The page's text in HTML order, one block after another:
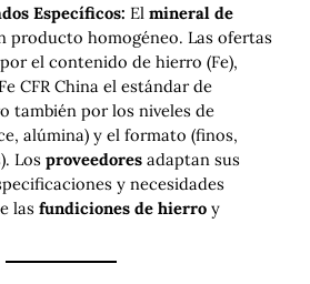
Específicos: El mineral de
producto homogéneo. Las ofertas
el contenido de hierro (Fe),
CFR China el estándar de
también por los niveles de
alúmina) y el formato (finos,
Los proveedores adaptan sus
y necesidades
las fundiciones de hierro y